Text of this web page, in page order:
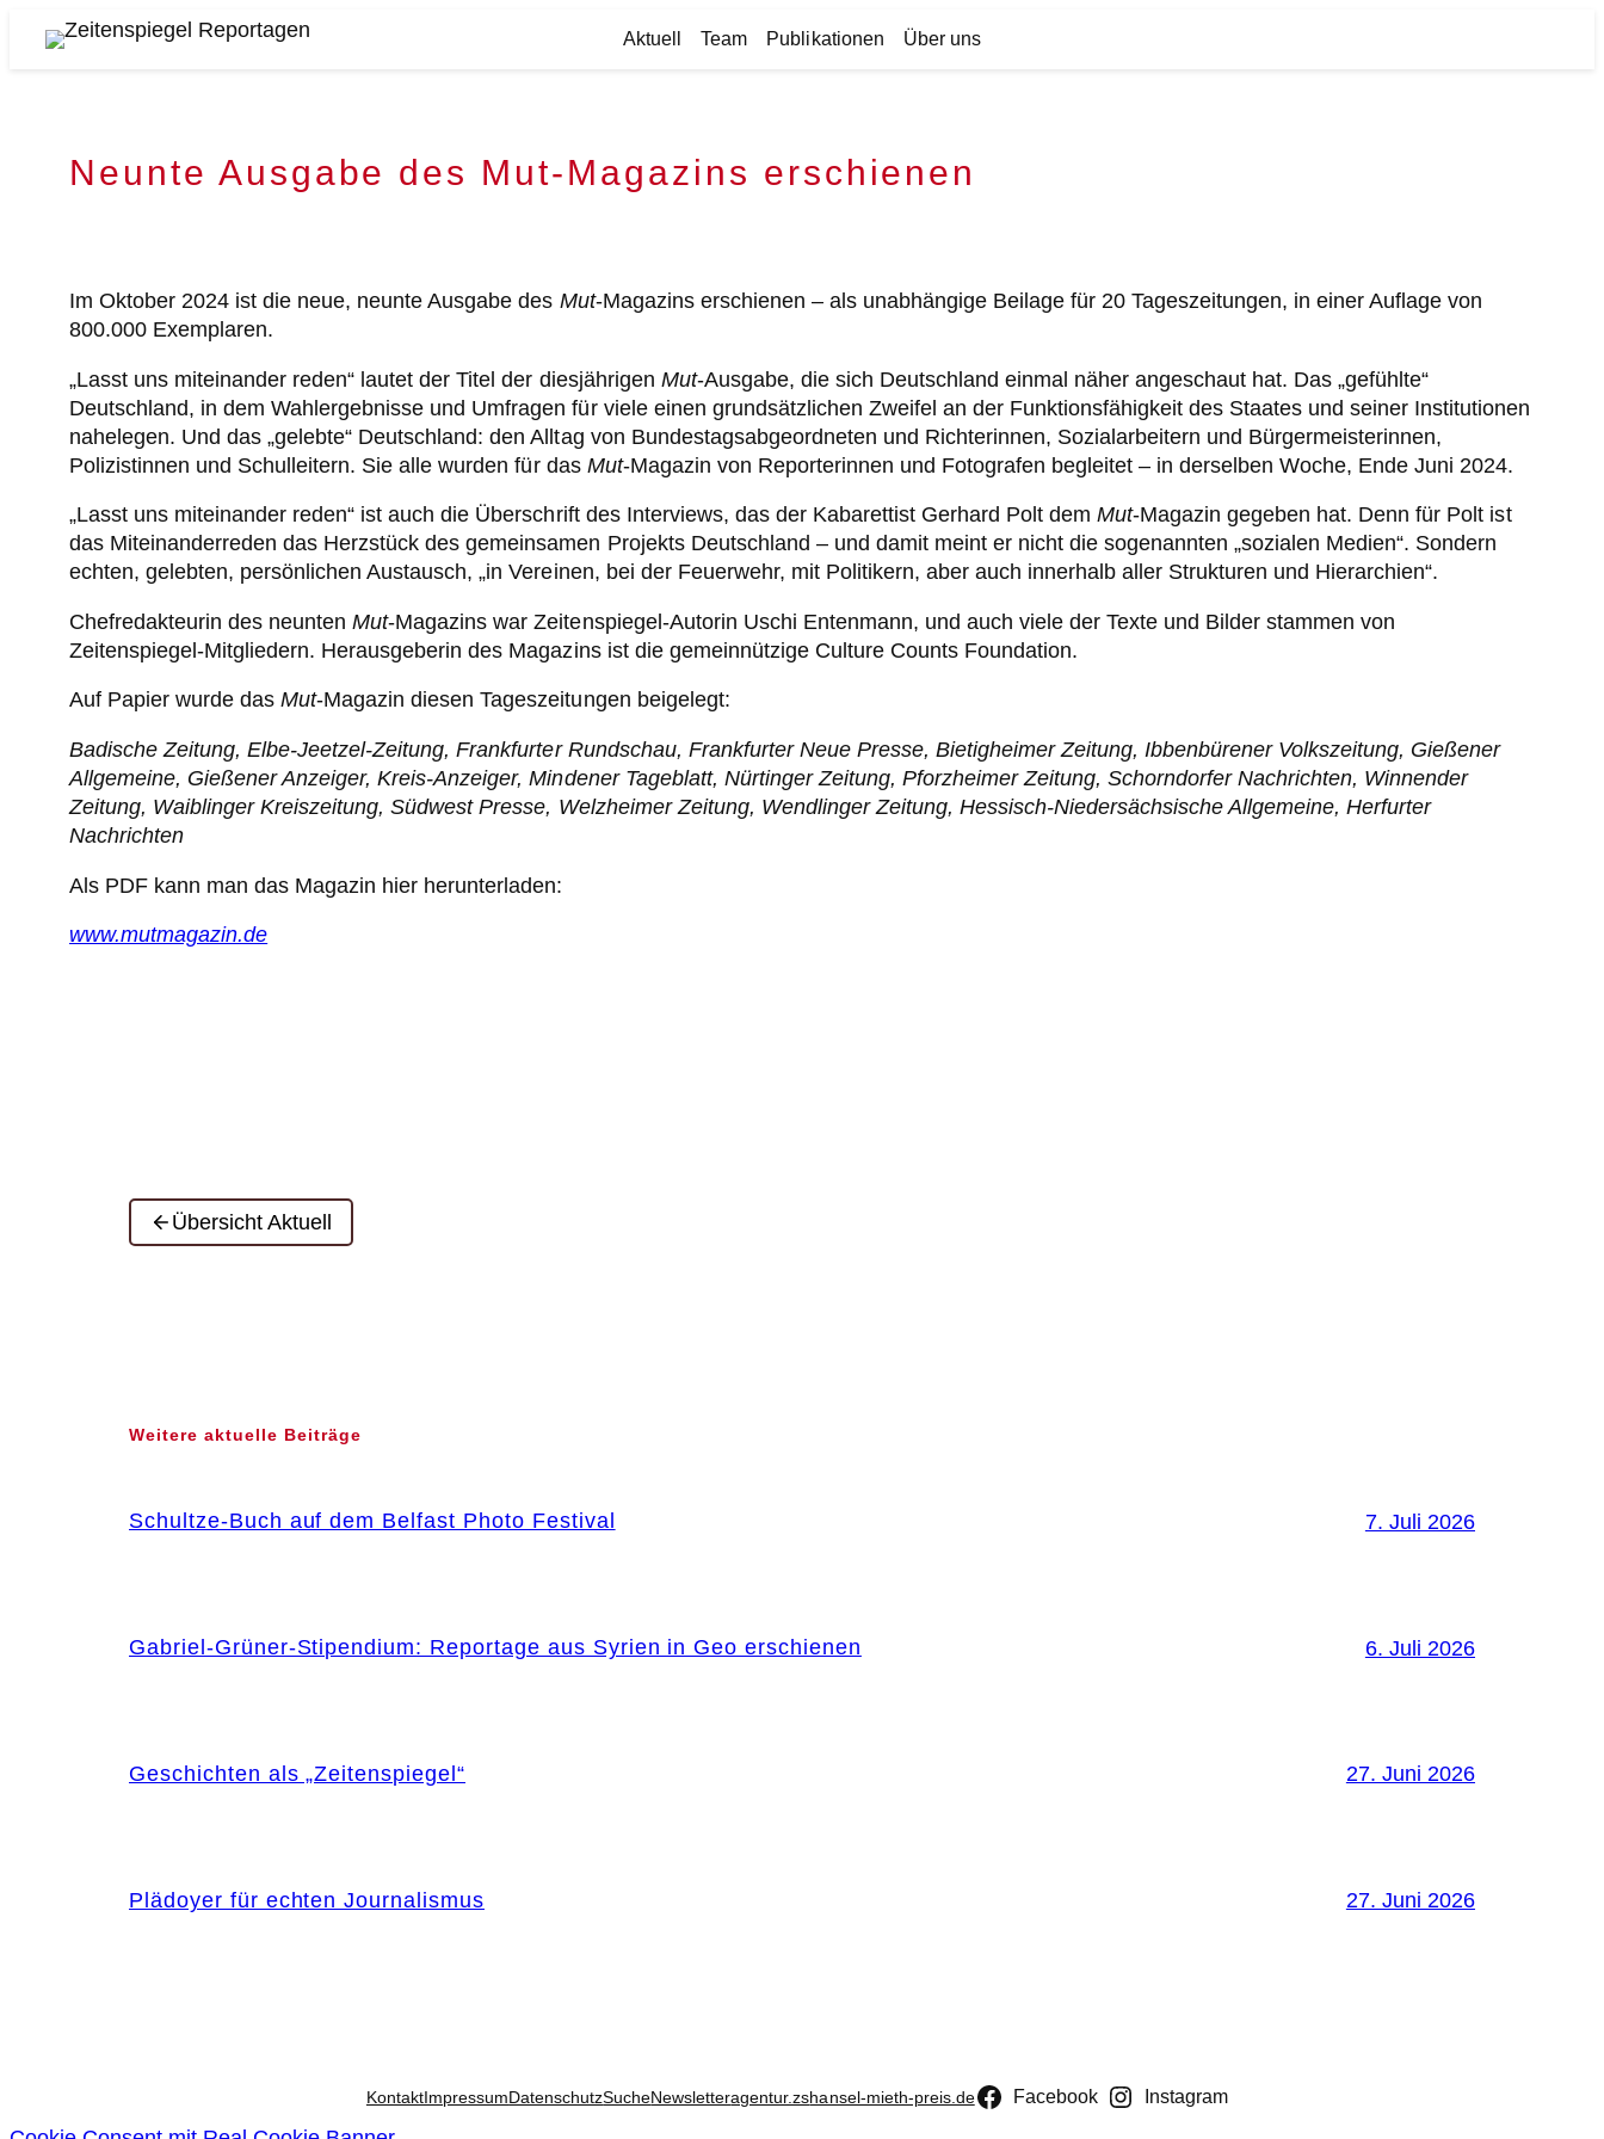
InhaltZeitenspiegel
Aktuell Team Publikationen Über uns
Neunte Ausgabe des Mut-Magazins erschienen
Im Oktober 2024 ist die neue, neunte Ausgabe des Mut-Magazins erschienen – als unabhängige Beilage für 20 Tageszeitungen, in einer Auflage von
800.000 Exemplaren.
„Lasst uns miteinander reden“ lautet der Titel der diesjährigen Mut-Ausgabe, die sich Deutschland einmal näher angeschaut hat. Das „gefühlte“
Deutschland, in dem Wahlergebnisse und Umfragen für viele einen grundsätzlichen Zweifel an der Funktionsfähigkeit des Staates und seiner Institutionen
nahelegen. Und das „gelebte“ Deutschland: den Alltag von Bundestagsabgeordneten und Richterinnen, Sozialarbeitern und Bürgermeisterinnen,
Polizistinnen und Schulleitern. Sie alle wurden für das Mut-Magazin von Reporterinnen und Fotografen begleitet – in derselben Woche, Ende Juni 2024.
„Lasst uns miteinander reden“ ist auch die Überschrift des Interviews, das der Kabarettist Gerhard Polt demMut-Magazin gegeben hat. Denn für Polt ist
das Miteinanderreden das Herzstück des gemeinsamen Projekts Deutschland – und damit meint er nicht die sogenannten „sozialen Medien“. Sondern
echten, gelebten, persönlichen Austausch, „in Vereinen, bei der Feuerwehr, mit Politikern, aber auch innerhalb aller Strukturen und Hierarchien“.
Chefredakteurin des neuntenMut-Magazins war Zeitenspiegel-Autorin Uschi Entenmann, und auch viele der Texte und Bilder stammen von
Zeitenspiegel-Mitgliedern. Herausgeberin des Magazins ist die gemeinnützige Culture Counts Foundation.
Auf Papier wurde dasMut-Magazin diesen Tageszeitungen beigelegt:
Badische Zeitung, Elbe-Jeetzel-Zeitung, Frankfurter Rundschau, Frankfurter Neue Presse, Bietigheimer Zeitung, Ibbenbürener Volkszeitung, Gießener
Allgemeine, Gießener Anzeiger, Kreis-Anzeiger, Mindener Tageblatt, Nürtinger Zeitung, Pforzheimer Zeitung, Schorndorfer Nachrichten, Winnender
Zeitung, Waiblinger Kreiszeitung, Südwest Presse, Welzheimer Zeitung, Wendlinger Zeitung, Hessisch-Niedersächsische Allgemeine, Herfurter
Nachrichten
Als PDF kann man das Magazin hier herunterladen:
www.mutmagazin.de
Übersicht Aktuell
Weitere aktuelle Beiträge
Schultze-Buch auf dem Belfast Photo Festival 7. Juli 2026
Gabriel-Grüner-Stipendium: Reportage aus Syrien in Geo erschienen 6. Juli 2026
Geschichten als „Zeitenspiegel“ 27. Juni 2026
Plädoyer für echten Journalismus 27. Juni 2026
KontaktImpressumDatenschutzSucheNewsletteragentur.zshansel-mieth-preis.de Facebook Instagram